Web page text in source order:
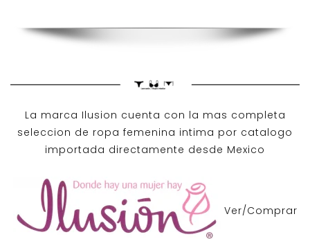
La marca Ilusion cuenta con la mas completa
seleccion de ropa femenina intima por catalogo
importada directamente desde Mexico
Ver/Comprar